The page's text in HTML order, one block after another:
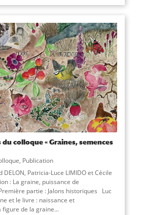
colloque « Graines, semences
, Publication
Patricia-Luce LIMIDO et Cécile
: La graine, puissance de
partie : Jalons historiques Luc
et le livre : naissance et
de la graine...